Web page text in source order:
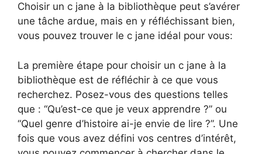
Choisir un c jane à la bibliothèque peut s’avérer
une tâche ardue, mais en y réfléchissant bien,
vous pouvez trouver le c jane idéal pour vous:
La première étape pour choisir un c jane à la
bibliothèque est de réfléchir à ce que vous
recherchez. Posez-vous des questions telles
que : “Qu’est-ce que je veux apprendre ?” ou
“Quel genre d’histoire ai-je envie de lire ?”. Une
fois que vous avez défini vos centres d’intérêt,